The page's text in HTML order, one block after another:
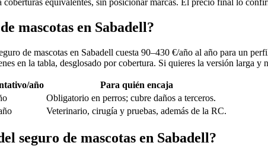
mascotas en Sabadell?
de mascotas en Sabadell cuesta 90–430 €/año al año para un
en la tabla, desglosado por cobertura. Si quieres la versión larga y
año
Para quién encaja
Obligatorio en perros; cubre daños a terceros.
Veterinario, cirugía y pruebas, además de la RC.
seguro de mascotas en Sabadell?